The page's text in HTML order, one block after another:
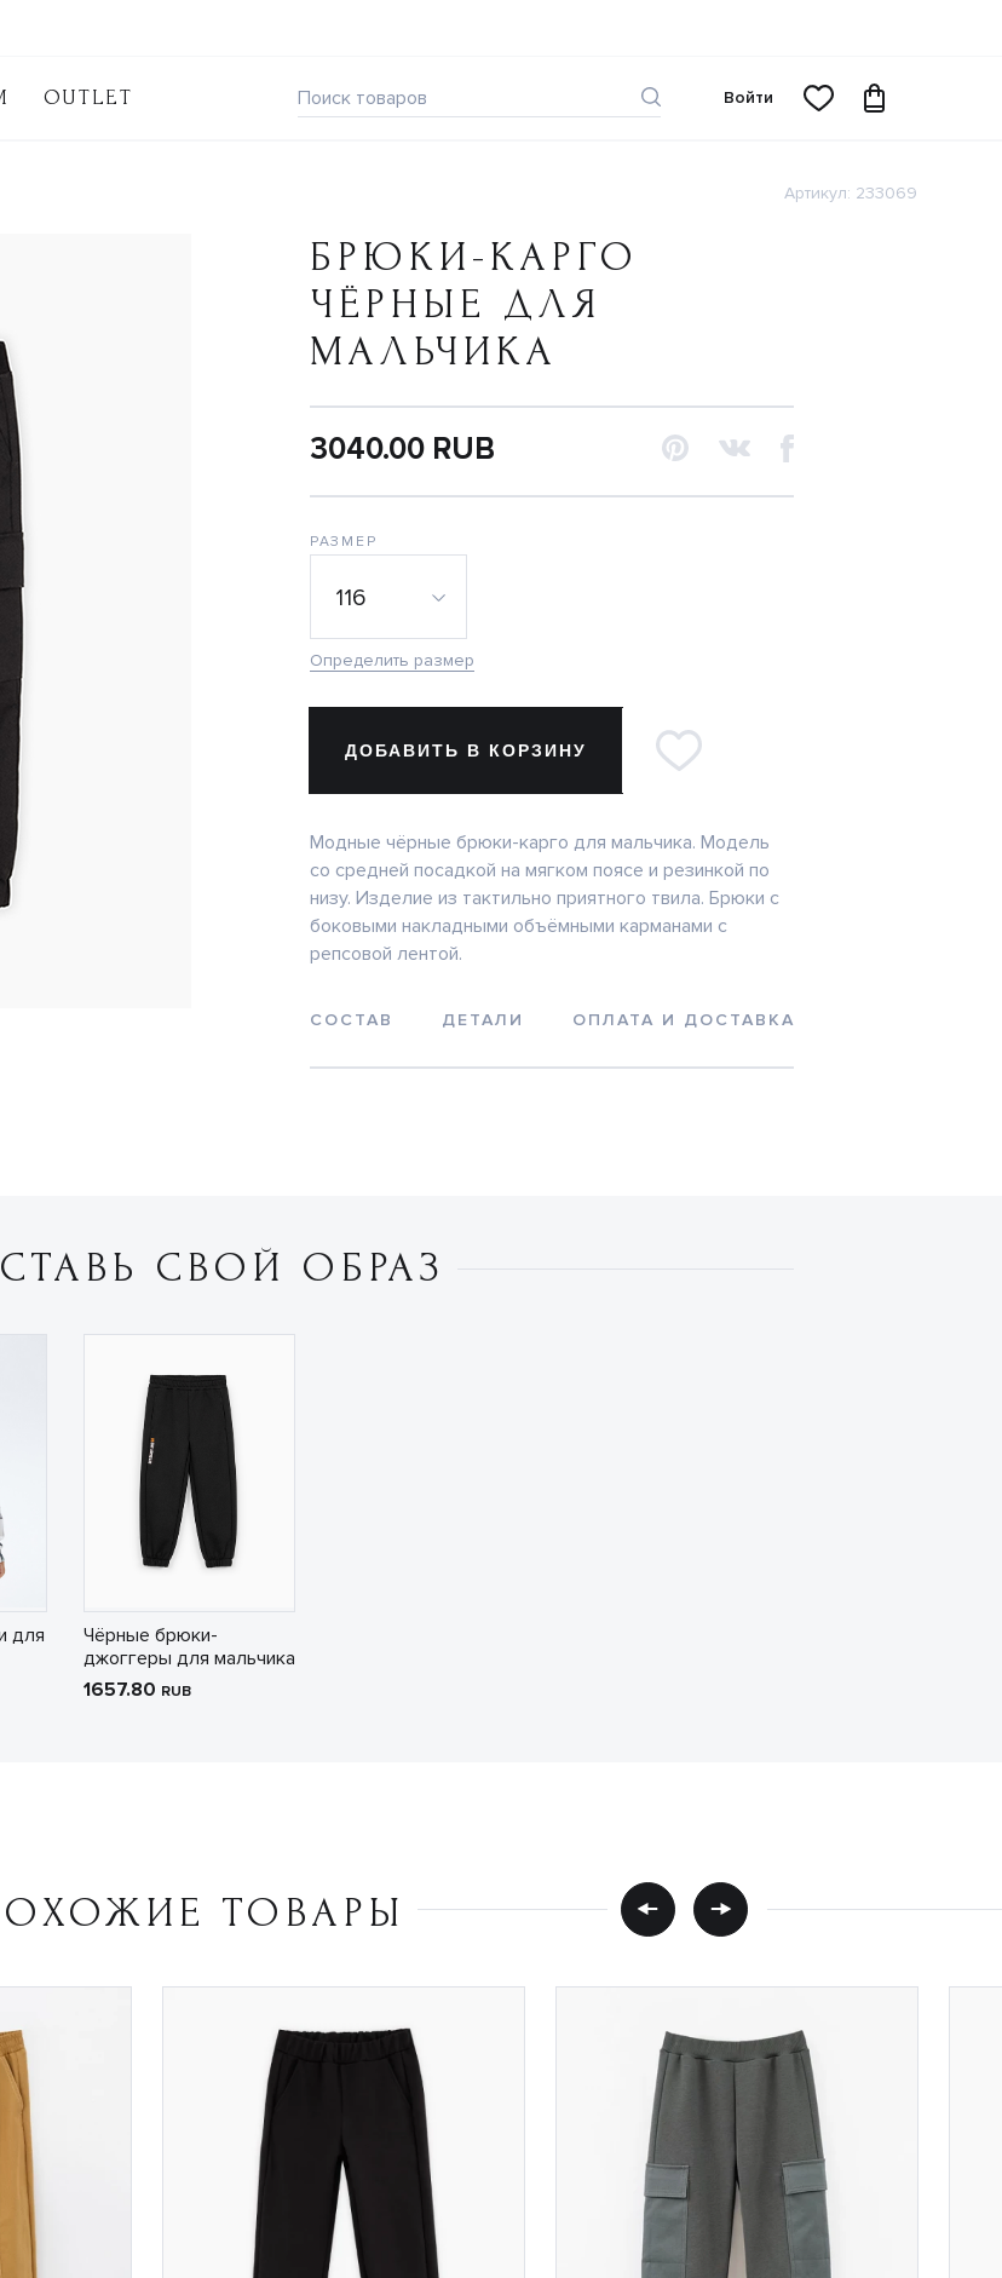
OUTLET Войти
Артикул: 233069
БРЮКИ-КАРГО
ЧЁРНЫЕ ДЛЯ
МАЛЬЧИКА
3040.00 RUB
РАЗМЕР
116
Определить размер
ДОБАВИТЬ В КОРЗИНУ
Модные чёрные брюки-карго для мальчика. Модель
со средней посадкой на мягком поясе и резинкой по
низу. Изделие из тактильно приятного твила. Брюки с
боковыми накладными объёмными карманами с
репсовой лентой.
СОСТАВ ДЕТАЛИ ОПЛАТА И ДОСТАВКА
СВОЙ ОБРАЗ
для
Чёрные брюки-
джоггеры для мальчика
1657.80 RUB
ТОВАРЫ